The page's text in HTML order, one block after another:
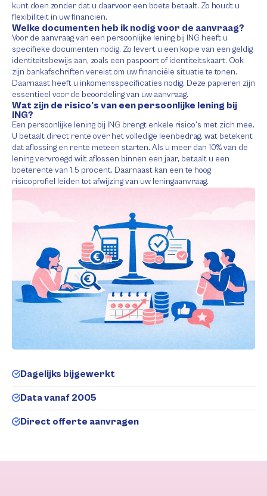
kunt doen zonder dat u daarvoor een boete betaalt. Zo houdt u
flexibiliteit in uw financiën.
Welke documenten heb ik nodig voor de aanvraag?
Voor de aanvraag van een persoonlijke lening bij ING heeft u
specifieke documenten nodig. Zo levert u een kopie van een geldig
identiteitsbewijs aan, zoals een paspoort of identiteitskaart. Ook
zijn bankafschriften vereist om uw financiële situatie te tonen.
Daarnaast heeft u inkomensspecificaties nodig. Deze papieren zijn
essentieel voor de beoordeling van uw aanvraag.
Wat zijn de risico’s van een persoonlijke lening bij
ING?
Een persoonlijke lening bij ING brengt enkele risico’s met zich mee.
U betaalt direct rente over het volledige leenbedrag, wat betekent
dat aflossing en rente meteen starten. Als u meer dan 10% van de
lening vervroegd wilt aflossen binnen een jaar, betaalt u een
boeterente van 1,5 procent. Daarnaast kan een te hoog
risicoprofiel leiden tot afwijzing van uw leningaanvraag.
Dagelijks bijgewerkt
Data vanaf 2005
Direct offerte aanvragen